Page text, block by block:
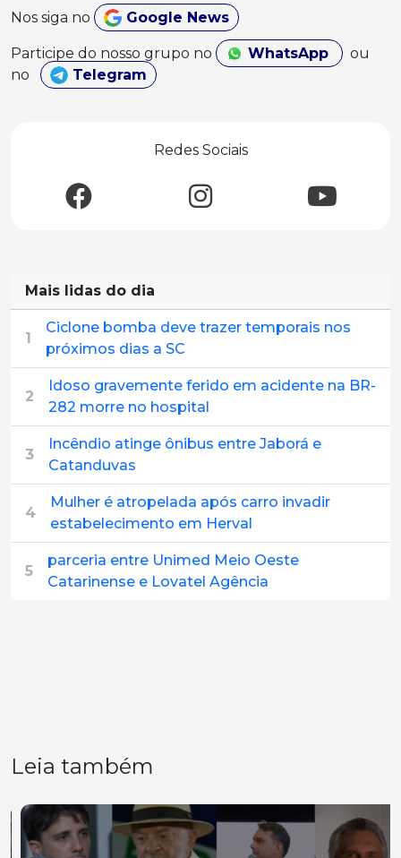
Nos siga no Google News
Participe do nosso grupo no WhatsApp
ou
no
Telegram
Redes Sociais
Mais lidas do dia
1
Ciclone bomba deve trazer temporais nos
próximos dias a SC
2
Idoso gravemente ferido em acidente na BR-
282 morre no hospital
3
Incêndio atinge ônibus entre Jaborá e
Catanduvas
4
Mulher é atropelada após carro invadir
estabelecimento em Herval
5
parceria entre Unimed Meio Oeste
Catarinense e Lovatel Agência
Leia também